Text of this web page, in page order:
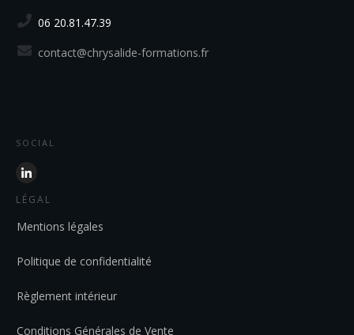
06 20.81.47.39
contact@chrysalide-formations.fr
SOCIAL
LÉGAL
Mentions légales
Politique de confidentialité
Règlement intérieur
Conditions Générales de Vente